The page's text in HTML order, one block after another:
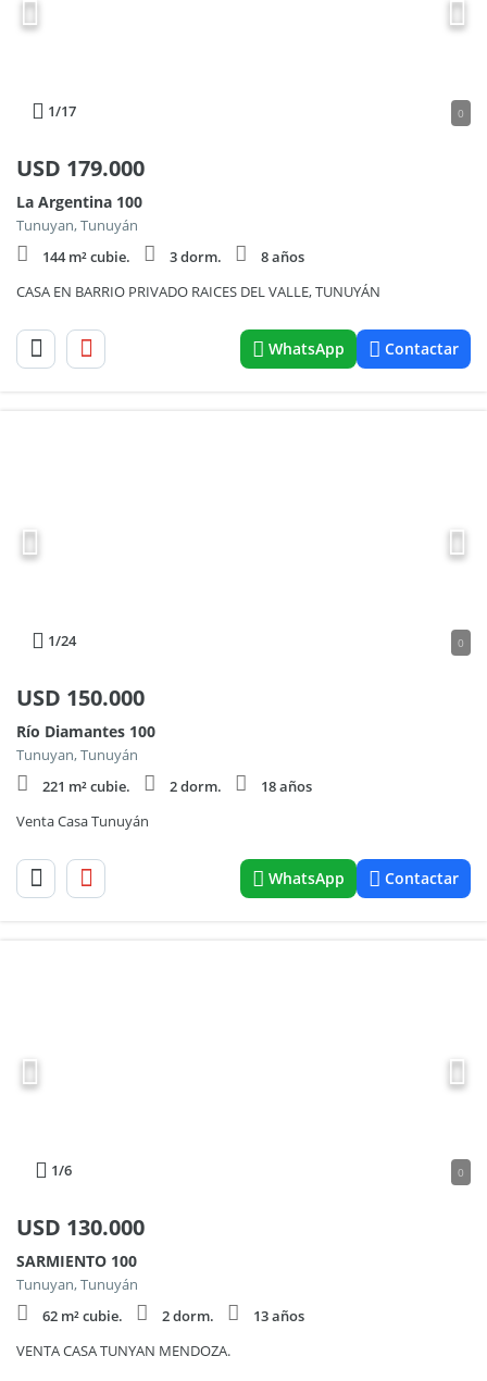
1/17 0
USD 179.000
La Argentina 100
Tunuyan, Tunuyán
144 m² cubie.
3 dorm.
8 años
CASA EN BARRIO PRIVADO RAICES DEL VALLE, TUNUYÁN
WhatsApp Contactar
1/24 0
USD 150.000
Río Diamantes 100
Tunuyan, Tunuyán
221 m² cubie.
2 dorm.
18 años
Venta Casa Tunuyán
WhatsApp Contactar
1/6 0
USD 130.000
SARMIENTO 100
Tunuyan, Tunuyán
62 m² cubie.
2 dorm.
13 años
VENTA CASA TUNYAN MENDOZA.